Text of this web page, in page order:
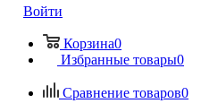
Войти
Корзина0
Избранные товары0
Сравнение товаров0